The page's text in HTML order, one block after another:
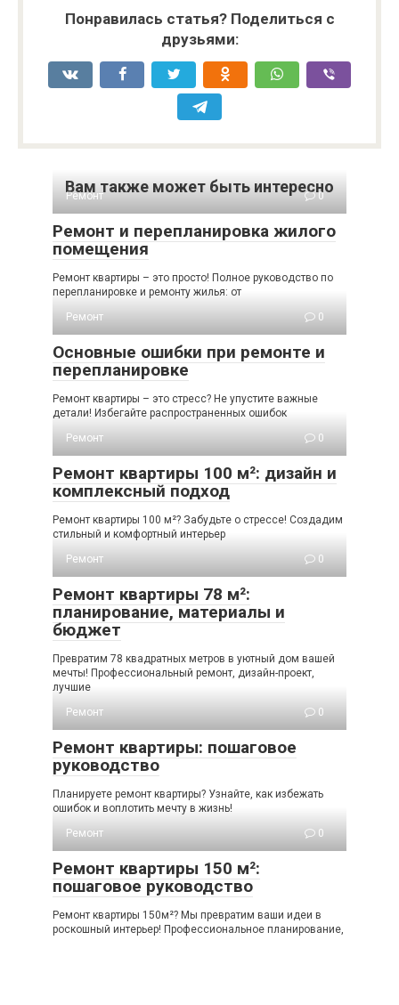
Понравилась статья? Поделиться с
друзьями:
Вам также может быть интересно
Ремонт 0
Ремонт и перепланировка жилого
помещения
Ремонт квартиры – это просто! Полное руководство по
перепланировке и ремонту жилья: от
Ремонт
0
Основные ошибки при ремонте и
перепланировке
Ремонт квартиры – это стресс? Не упустите важные
детали! Избегайте распространенных ошибок
Ремонт
0
Ремонт квартиры 100 м²: дизайн и
комплексный подход
Ремонт квартиры 100 м²? Забудьте о стрессе! Создадим
стильный и комфортный интерьер
Ремонт
0
Ремонт квартиры 78 м²:
планирование, материалы и
бюджет
Превратим 78 квадратных метров в уютный дом вашей
мечты! Профессиональный ремонт, дизайн-проект,
лучшие
Ремонт
0
Ремонт квартиры: пошаговое
руководство
Планируете ремонт квартиры? Узнайте, как избежать
ошибок и воплотить мечту в жизнь!
Ремонт
0
Ремонт квартиры 150 м²:
пошаговое руководство
Ремонт квартиры 150м²? Мы превратим ваши идеи в
роскошный интерьер! Профессиональное планирование,